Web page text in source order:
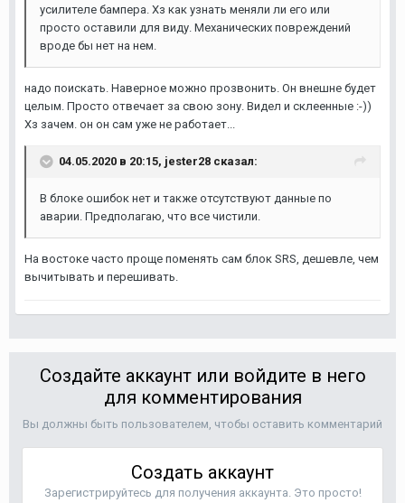
усилителе бампера. Хз как узнать меняли ли его или
просто оставили для виду. Механических повреждений
вроде бы нет на нем.
надо поискать. Наверное можно прозвонить. Он внешне будет
целым. Просто отвечает за свою зону. Видел и склеенные :-))
Хз зачем. он он сам уже не работает...
04.05.2020 в 20:15, jester28 сказал:
В блоке ошибок нет и также отсутствуют данные по
аварии. Предполагаю, что все чистили.
На востоке часто проще поменять сам блок SRS, дешевле, чем
вычитывать и перешивать.
Создайте аккаунт или войдите в него
для комментирования
Вы должны быть пользователем, чтобы оставить комментарий
Создать аккаунт
Зарегистрируйтесь для получения аккаунта. Это просто!